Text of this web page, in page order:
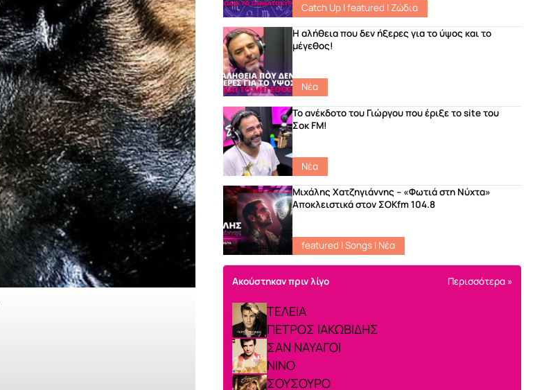
Catch Up |featured |Ζώδια
Η αλήθεια που δεν ήξερες για το ύψος και το
μέγεθος!
Νέα
Το ανέκδοτο του Γιώργου που έριξε το site του
Σοκ FM!
Νέα
Μιχάλης Χατζηγιάννης – «Φωτιά στη Νύχτα»
Αποκλειστικά στον ΣΟΚfm 104.8
featured |Songs | Νέα
Ακούστηκαν πριν λίγο Περισσότερα »
ΤΕΛΕΙΑ
ΠΕΤΡΟΣ ΙΑΚΩΒΙΔΗΣ
ΣΑΝ ΝΑΥΑΓΟΙ
ΝΙΝΟ
ΣΟΥΣΟΥΡΟ